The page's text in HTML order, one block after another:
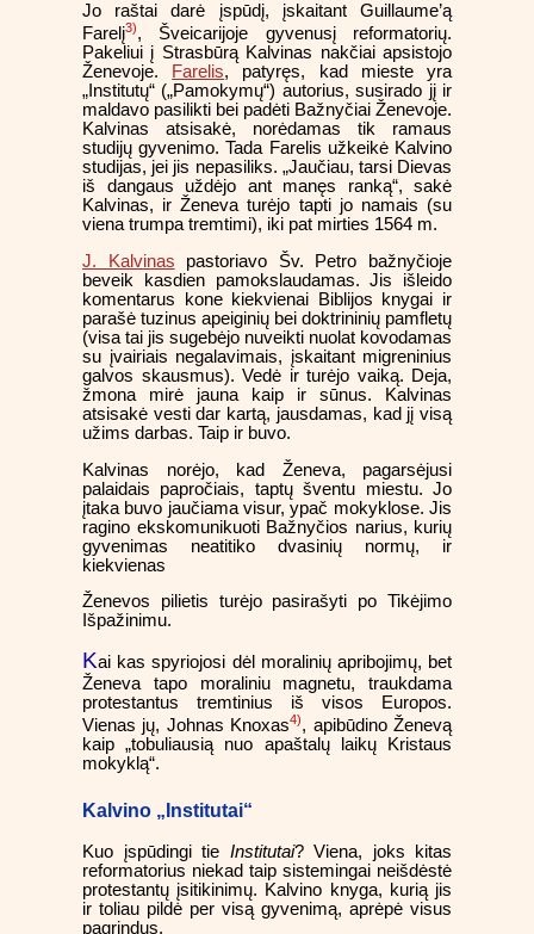
Jo raštai darė įspūdį, įskaitant Guillaume’ą
Farelį3), Šveicarijoje gyvenusį reformatorių.
Pakeliui į Strasbūrą Kalvinas nakčiai apsistojo
Ženevoje.
Farelis, patyręs, kad mieste yra
„Institutų“ („Pamokymų“) autorius, susirado jį ir
maldavo pasilikti bei padėti Bažnyčiai Ženevoje.
Kalvinas atsisakė, norėdamas tik ramaus
studijų gyvenimo. Tada Farelis užkeikė Kalvino
studijas, jei jis nepasiliks. „Jaučiau, tarsi Dievas
iš dangaus uždėjo ant manęs ranką“, sakė
Kalvinas, ir Ženeva turėjo tapti jo namais (su
viena trumpa tremtimi), iki pat mirties 1564 m.
J. Kalvinas pastoriavo Šv. Petro bažnyčioje
beveik kasdien pamokslaudamas. Jis išleido
komentarus kone kiekvienai Biblijos knygai ir
parašė tuzinus apeiginių bei doktrininių pamfletų
(visa tai jis sugebėjo nuveikti nuolat kovodamas
su įvairiais negalavimais, įskaitant migreninius
galvos skausmus). Vedė ir turėjo vaiką. Deja,
žmona mirė jauna kaip ir sūnus. Kalvinas
atsisakė vesti dar kartą, jausdamas, kad jį visą
užims darbas. Taip ir buvo.
Kalvinas norėjo, kad Ženeva, pagarsėjusi
palaidais papročiais, taptų šventu miestu. Jo
įtaka buvo jaučiama visur, ypač mokyklose. Jis
ragino ekskomunikuoti Bažnyčios narius, kurių
gyvenimas neatitiko dvasinių normų, ir
kiekvienas
Ženevos pilietis turėjo pasirašyti po Tikėjimo
Išpažinimu.
Kai kas spyriojosi dėl moralinių apribojimų, bet
Ženeva tapo moraliniu magnetu, traukdama
protestantus tremtinius iš visos Europos.
Vienas jų, Johnas Knoxas4), apibūdino Ženevą
kaip „tobuliausią nuo apaštalų laikų Kristaus
mokyklą“.
Kalvino „Institutai“
Kuo įspūdingi tie Institutai? Viena, joks kitas
reformatorius niekad taip sistemingai neišdėstė
protestantų įsitikinimų. Kalvino knyga, kurią jis
ir toliau pildė per visą gyvenimą, aprėpė visus
pagrindus.